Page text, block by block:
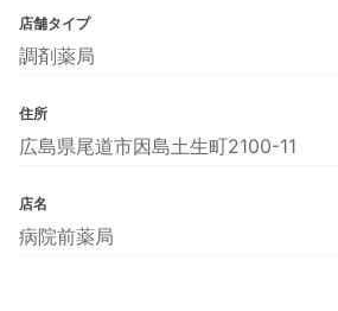
店舗タイプ
調剤薬局
住所
広島県尾道市因島土生町2100-11
店名
病院前薬局